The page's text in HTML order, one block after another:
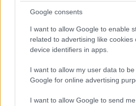
Google consents
I want to allow Google to enable
related to advertising like cookies
device identifiers in apps.
I want to allow my user data to
Google for online advertising
I want to allow Google to send me
ΕΤΙΚΕΤΕΣ Car-as-a-Service
Remarketing
Μεταχειρισμένα